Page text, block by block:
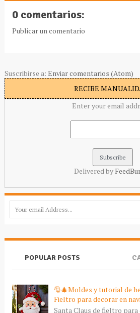
0 comentarios:
Publicar un comentario
Suscribirse a: Enviar comentarios (Atom)
RECIBE
Enter your email
Delivered by
POPULAR POSTS
🎅🎄Moldes y tutorial de
Fieltro para decorar en
Santa Claus de fieltro